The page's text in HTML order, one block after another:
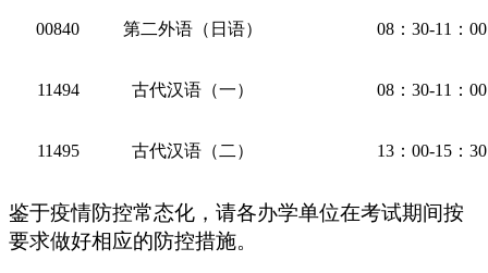
00840 第二外语（日语） 08：30-11： 00
11494 古代汉语（一） 08：30-11： 00
11495 古代汉语（二） 13： 00-1 5： 30
鉴于疫情防控常态化，请各办学单位在考试期间按
要求做好相应的防控措施。